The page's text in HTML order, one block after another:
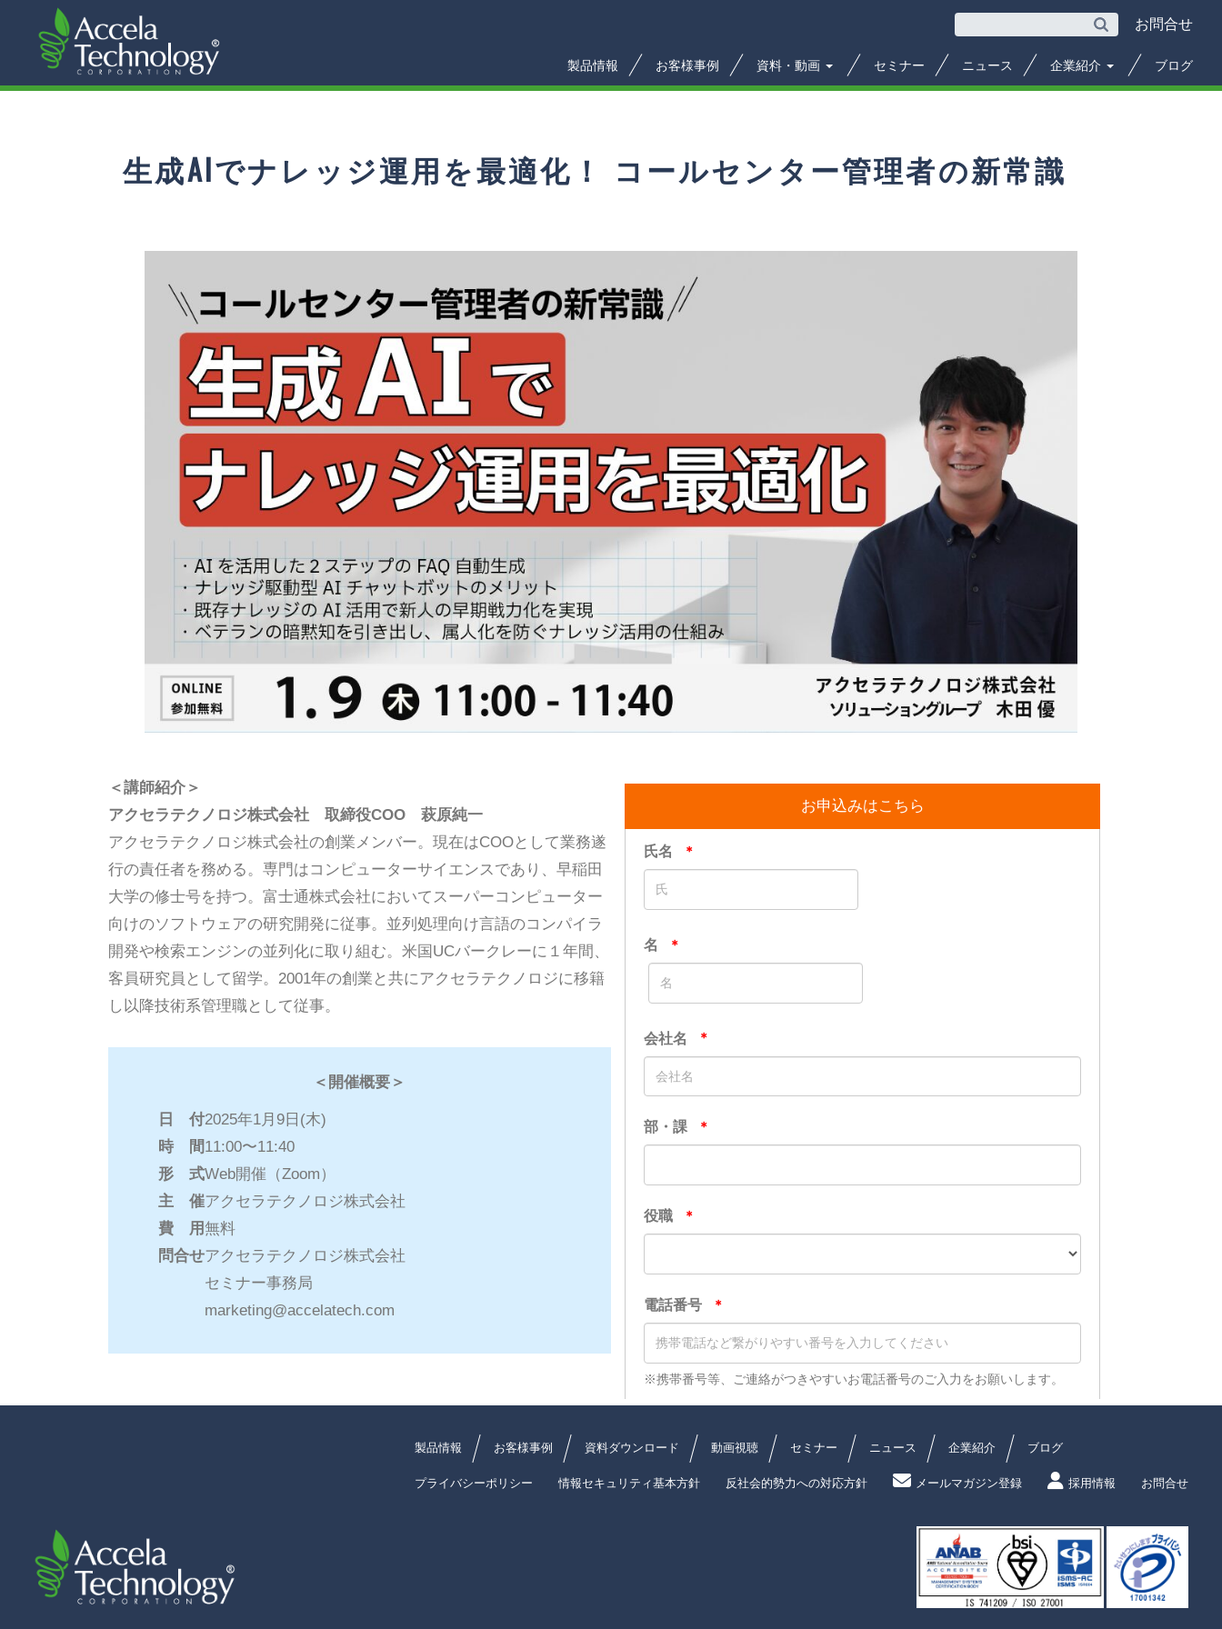
お問合せ
製品情報 お客様事例 資料・動画 セミナー ニュース 企業紹介 ブログ
生成AIでナレッジ運用を最適化！ コールセンター管理者の新常識
＜講師紹介＞
アクセラテクノロジ株式会社 取締役COO 萩原純一
アクセラテクノロジ株式会社の創業メンバー。現在はCOOとして業務遂
行の責任者を務める。専門はコンピューターサイエンスであり、早稲田
大学の修士号を持つ。富士通株式会社においてスーパーコンピューター
向けのソフトウェアの研究開発に従事。並列処理向け言語のコンパイラ
開発や検索エンジンの並列化に取り組む。米国UCバークレーに１年間、
客員研究員として留学。2001年の創業と共にアクセラテクノロジに移籍
し以降技術系管理職として従事。
＜開催概要＞
日 付2025年1月9日(木)
時 間11:00〜11:40
形 式Web開催（Zoom）
主 催アクセラテクノロジ株式会社
費 用無料
問合せアクセラテクノロジ株式会社
セミナー事務局
marketing@accelatech.com
お申込みはこちら
製品情報 お客様事例 資料ダウンロード 動画視聴 セミナー ニュース 企業紹介 ブログ
プライバシーポリシー 情報セキュリティ基本方針 反社会的勢力への対応方針 メールマガジン登録 採用情報 お問合せ